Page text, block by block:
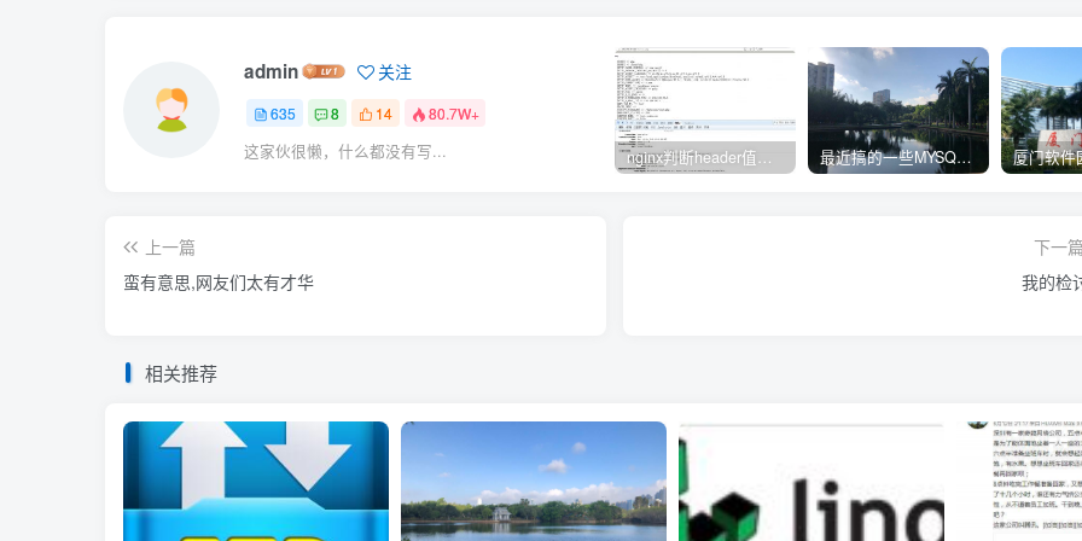
admin 关注
635 8 14 80.7W+
这家伙很懒，什么都没有写... 最近搞的一些MYSQL相关的docker镜像
上一篇
蛮有意思,网友们太有才华
下一
我的检
相关推荐